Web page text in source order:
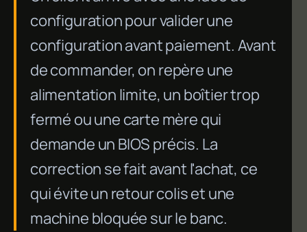
configuration pour valider une
configuration avant paiement. Avant
de commander, on repère une
alimentation limite, un boîtier trop
fermé ou une carte mère qui
demande un BIOS précis. La
correction se fait avant l'achat, ce
qui évite un retour colis et une
machine bloquée sur le banc.